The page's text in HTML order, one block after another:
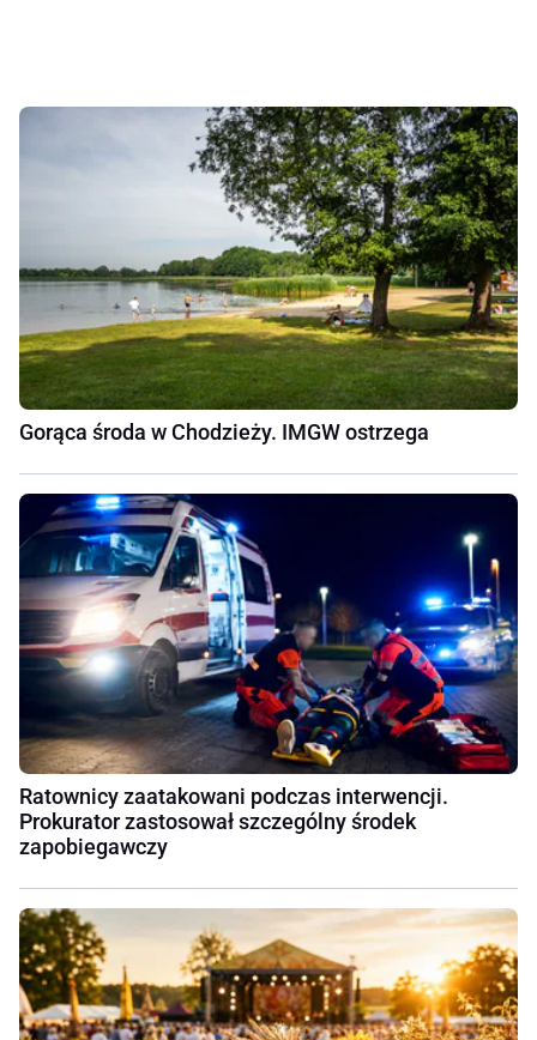
Gorąca środa w Chodzieży. IMGW ostrzega
Ratownicy zaatakowani podczas interwencji.
Prokurator zastosował szczególny środek
zapobiegawczy